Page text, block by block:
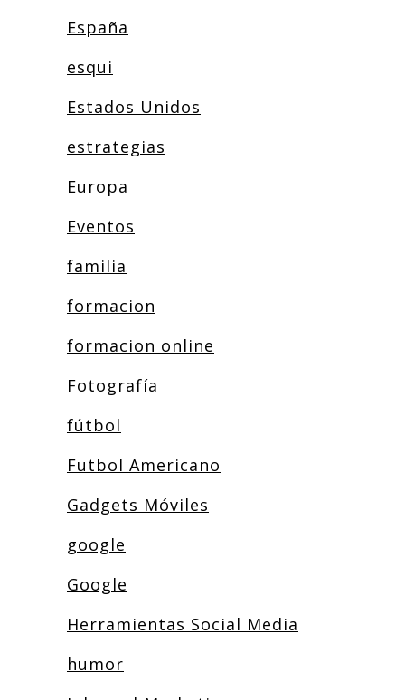
España
esqui
Estados Unidos
estrategias
Europa
Eventos
familia
formacion
formacion online
Fotografía
fútbol
Futbol Americano
Gadgets Móviles
google
Google
Herramientas Social Media
humor